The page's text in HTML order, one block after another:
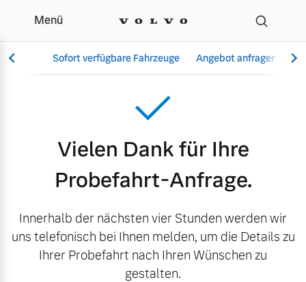
Danke Probefahrt
Menü
Sofort verfügbare Fahrzeuge Angebot anfragen
Vollelektrisch
6 Modelle
Plug-in Hybrid
3 Modelle
Aktuelle Angebote
Über uns
Vielen Dank für Ihre
Probefahrt-Anfrage.
Innerhalb der nächsten vier Stunden werden wir
uns telefonisch bei Ihnen melden, um die Details zu
Ihrer Probefahrt nach Ihren Wünschen zu
gestalten.